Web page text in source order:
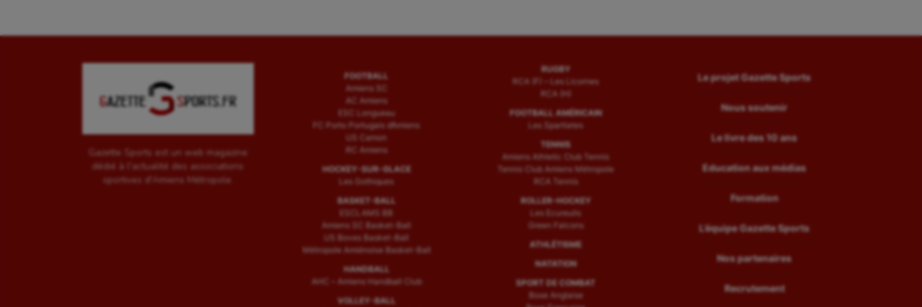
Gazette Sports est un web magazine
dédié à l'actualité des associations
sportives d'Amiens Métropole.
FOOTBALL
Amiens SC
AC Amiens
ESC Longueau
FC Porto Portugais d’Amiens
US Camon
RC Amiens
HOCKEY-SUR-GLACE
Les Gothiques
BASKET-BALL
ESCLAMS BB
Amiens SC Basket-Ball
US Boves Basket-Ball
Métropole Amiénoise Basket-Ball
HANDBALL
AHC – Amiens Handball Club
VOLLEY-BALL
RUGBY
RCA (F) – Les Licornes
RCA (H)
FOOTBALL AMÉRICAIN
Les Spartiates
TENNIS
Amiens Athletic Club Tennis
Tennis Club Amiens Métropole
RCA Tennis
ROLLER-HOCKEY
Les Ecureuils
Green Falcons
ATHLÉTISME
NATATION
SPORT DE COMBAT
Boxe Anglaise
Le projet Gazette Sports
Nous soutenir
Le livre des 10 ans
Education aux médias
Formation
L’équipe Gazette Sports
Nos partenaires
Recrutement